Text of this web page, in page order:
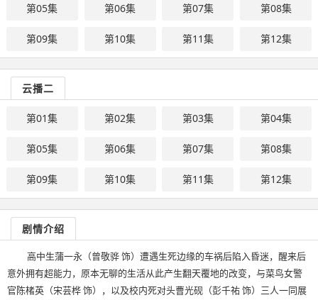
第05集 第06集 第07集 第08集
第09集 第10集 第11集 第12集
云播二
第01集 第02集 第03集 第04集
第05集 第06集 第07集 第08集
第09集 第10集 第11集 第12集
剧情介绍
高中生蒲一永（曾敬骅 饰）遭遇生死边缘的车祸后陷入昏迷，醒来后
意外拥有超能力，原本无聊的生活从此产生翻天覆地的改变，与菜鸟女警
官陈楮英（宋芸桦 饰），以及校内死对头曹光砚（彭千祐 饰）三人一同展